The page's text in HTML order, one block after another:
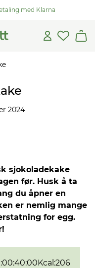
med Klarna
2024
sjokoladekake
før. Husk å ta
du åpner en
er nemlig mange
for egg.
:00:40:00Kcal :206